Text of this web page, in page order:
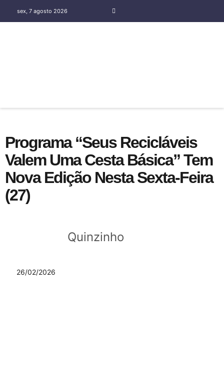
sex, 7 agosto 2026
Programa “Seus Recicláveis
Valem Uma Cesta Básica” Tem
Nova Edição Nesta Sexta-Feira
(27)
Quinzinho
26/02/2026